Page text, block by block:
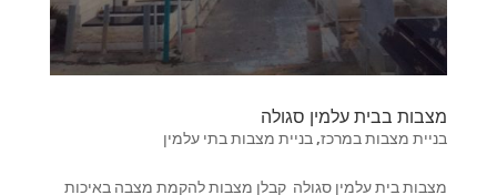
מצבות בבית עלמין סגולה
בניית מצבות במרכז,בניית מצבות בתי עלמין
מצבות בית עלמין סגולה קבלן מצבות להקמת מצבה באיכות